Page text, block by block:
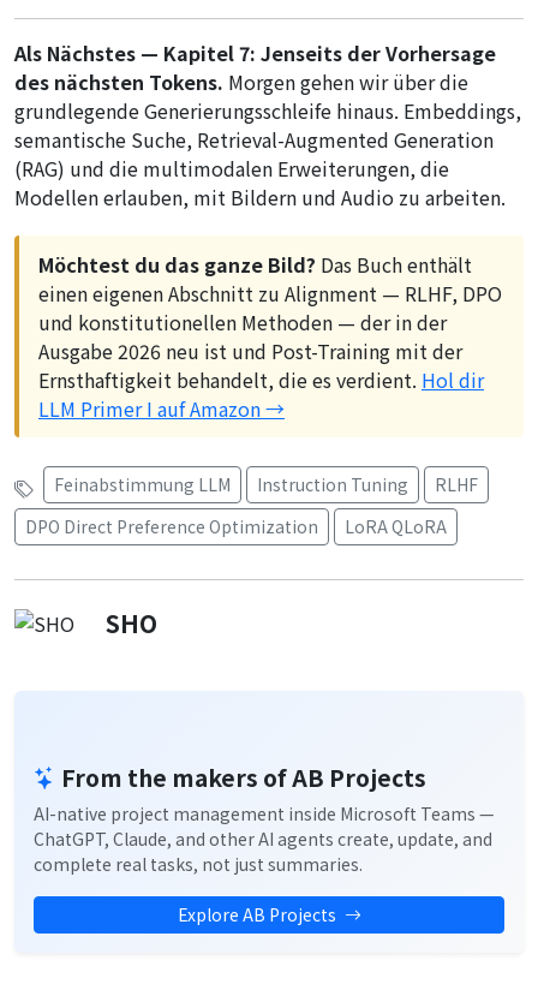
Als Nächstes — Kapitel 7: Jenseits der Vorhersage
des nächsten Tokens. Morgen gehen wir über die
grundlegende Generierungsschleife hinaus. Embeddings,
semantische Suche, Retrieval-Augmented Generation
(RAG) und die multimodalen Erweiterungen, die
Modellen erlauben, mit Bildern und Audio zu arbeiten.
Möchtest du das ganze Bild? Das Buch enthält
einen eigenen Abschnitt zu Alignment — RLHF, DPO
und konstitutionellen Methoden — der in der
Ausgabe 2026 neu ist und Post-Training mit der
Ernsthaftigkeit behandelt, die es verdient. Hol dir
LLM Primer I auf Amazon →
Feinabstimmung LLM Instruction Tuning
RLHF
DPO Direct Preference Optimization
LoRA QLoRA
SHO
From the makers of AB Projects
AI-native project management inside Microsoft Teams —
ChatGPT, Claude, and other AI agents create, update, and
complete real tasks, not just summaries.
Explore AB Projects